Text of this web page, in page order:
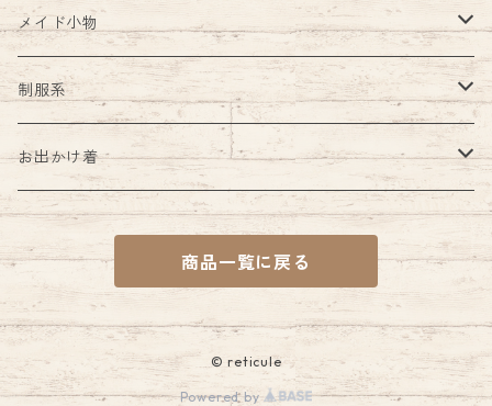
メイド小物
エプロン
胸当て付き
胸当てなし
カチューシャ
ペチコート
カフス
付け衿
制服系
ブラウス
ジャンパースカート
ワンピース
アンサンブル
お出かけ着
ワンピース
ブラウス
スカート
商品一覧に戻る
© reticule
Powered by